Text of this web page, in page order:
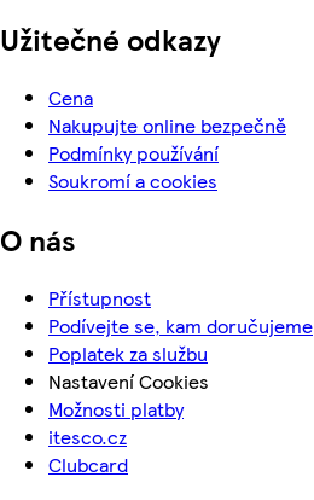
Užitečné odkazy
Cena
Nakupujte online bezpečně
Podmínky používání
Soukromí a cookies
O nás
Přístupnost
Podívejte se, kam doručujeme
Poplatek za službu
Nastavení Cookies
Možnosti platby
itesco.cz
Clubcard